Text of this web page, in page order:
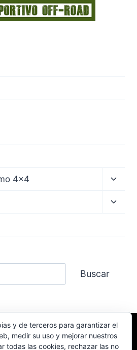
4×4
hijo
Buscar
TikTok
Instagram
y de terceros para garantizar el
medir su uso y mejorar nuestros
todas las cookies, rechazar las no